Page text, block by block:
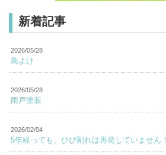
新着記事
2026/05/28
鳥よけ
2026/05/28
雨戸塗装
2026/02/04
5年経っても、ひび割れは再発していません！